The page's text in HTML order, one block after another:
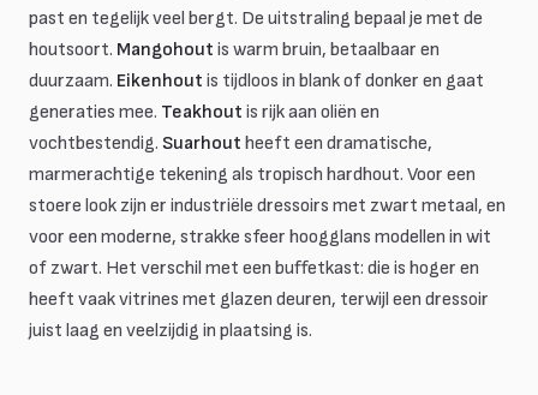
past en tegelijk veel bergt. De uitstraling bepaal je met de
houtsoort. Mangohout is warm bruin, betaalbaar en
duurzaam. Eikenhout is tijdloos in blank of donker en gaat
generaties mee. Teakhout is rijk aan oliën en
vochtbestendig. Suarhout heeft een dramatische,
marmerachtige tekening als tropisch hardhout. Voor een
stoere look zijn er industriële dressoirs met zwart metaal, en
voor een moderne, strakke sfeer hoogglans modellen in wit
of zwart. Het verschil met een buffetkast: die is hoger en
heeft vaak vitrines met glazen deuren, terwijl een dressoir
juist laag en veelzijdig in plaatsing is.